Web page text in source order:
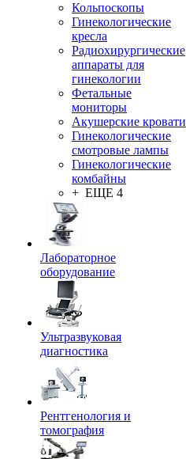
Кольпоскопы
Гинекологические
кресла
Радиохирургические
аппараты для
гинекологии
Фетальные
мониторы
Акушерские кровати
Гинекологические
смотровые лампы
Гинекологические
комбайны
+ ЕЩЕ 4
Лабораторное
оборудование
Ультразвуковая
диагностика
Рентгенология и
томография